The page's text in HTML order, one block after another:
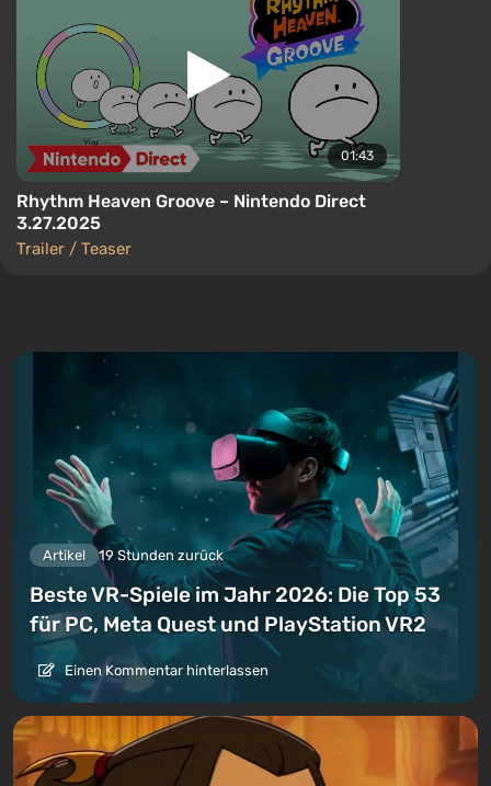
01:43
Rhythm Heaven Groove – Nintendo Direct
3.27.2025
Trailer / Teaser
Artikel 19 Stunden zurück
Beste VR-Spiele im Jahr 2026: Die Top 53
für PC, Meta Quest und PlayStation VR2
Einen Kommentar hinterlassen